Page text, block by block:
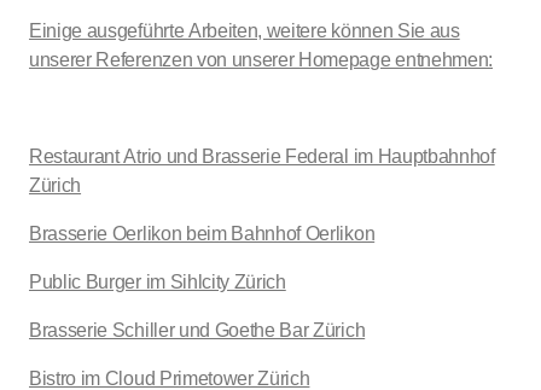
Einige ausgeführte Arbeiten, weitere können Sie aus
unserer Referenzen von unserer Homepage entnehmen:
Restaurant Atrio und Brasserie Federal im Hauptbahnhof
Zürich
Brasserie Oerlikon beim Bahnhof Oerlikon
Public Burger im Sihlcity Zürich
Brasserie Schiller und Goethe Bar Zürich
Bistro im Cloud Primetower Zürich